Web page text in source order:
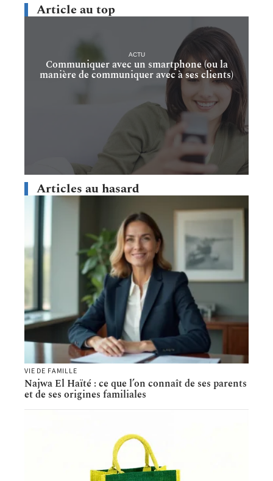
Article au top
ACTU
Communiquer avec un smartphone (ou la
manière de communiquer avec à ses clients)
Articles au hasard
VIE DE FAMILLE
Najwa El Haïté : ce que l’on connaît de ses parents
et de ses origines familiales